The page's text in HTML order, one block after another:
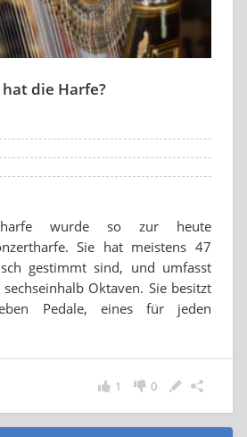
die Harfe?
wurde so zur heute
Sie hat meistens 47
gestimmt sind, und umfasst
Oktaven. Sie besitzt
Pedale, eines für jeden
0
1